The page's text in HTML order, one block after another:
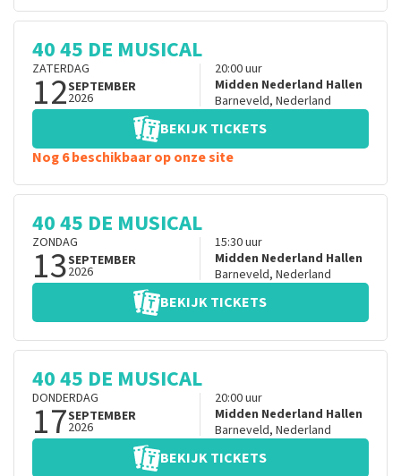
40 45 DE MUSICAL
ZATERDAG
12SEPTEMBER
2026
20:00uur
Midden Nederland Hallen
Barneveld, Nederland
BEKIJK TICKETS
Nog 6 beschikbaar op onze site
40 45 DE MUSICAL
ZONDAG
13SEPTEMBER
2026
15:30uur
Midden Nederland Hallen
Barneveld, Nederland
BEKIJK TICKETS
40 45 DE MUSICAL
DONDERDAG
17SEPTEMBER
2026
20:00uur
Midden Nederland Hallen
Barneveld, Nederland
BEKIJK TICKETS